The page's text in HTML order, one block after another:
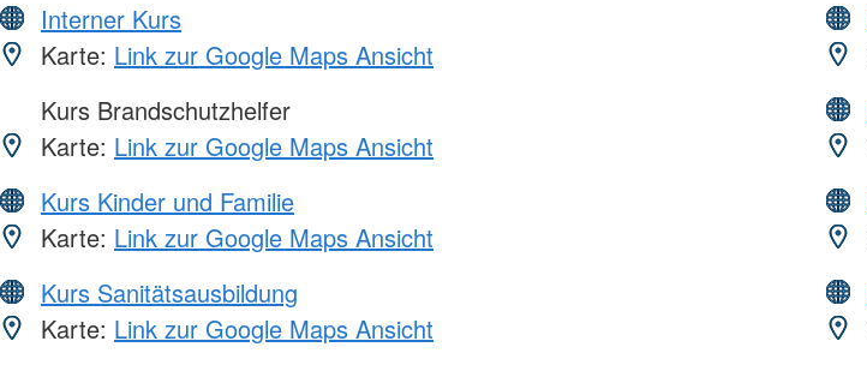
Interner Kurs
Karte: Link zur Google Maps Ansicht
Kurs Brandschutzhelfer
Karte: Link zur Google Maps Ansicht
Kurs Kinder und Familie
Karte: Link zur Google Maps Ansicht
Kurs Sanitätsausbildung
Karte: Link zur Google Maps Ansicht